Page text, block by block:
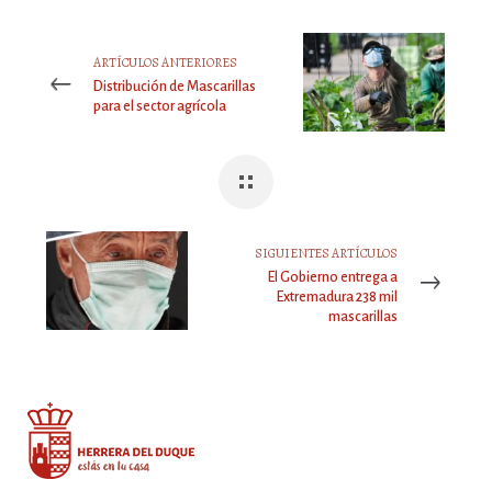
ARTÍCULOS ANTERIORES
Distribución de Mascarillas
para el sector agrícola
SIGUIENTES ARTÍCULOS
El Gobierno entrega a
Extremadura 238 mil
mascarillas